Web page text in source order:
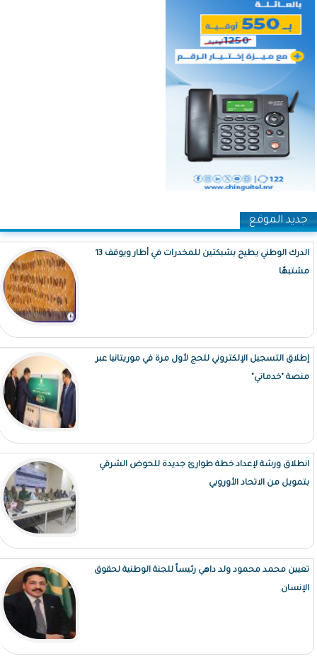
جديد الموقع
الدرك الوطني يطيح بشبكتين للمخدرات في أطار ويوقف 13
مشتبهًا
إطلاق التسجيل الإلكتروني للحج لأول مرة في موريتانيا عبر
منصة "خدماتي"
انطلاق ورشة لإعداد خطة طوارئ جديدة للحوض الشرقي
بتمويل من الاتحاد الأوروبي
تعيين محمد محمود ولد داهي رئيساً للجنة الوطنية لحقوق
الإنسان